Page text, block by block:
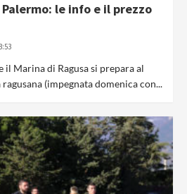
le info e il prezzo
Marina di Ragusa si prepara al
(impegnata domenica con...